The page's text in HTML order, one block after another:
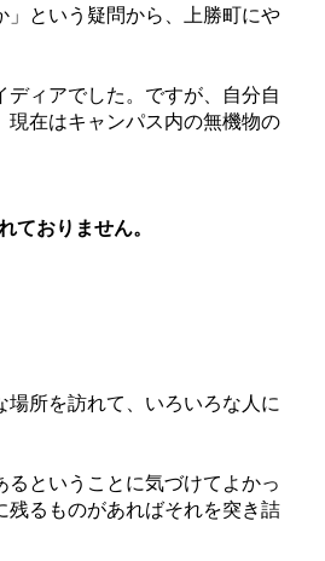
」という疑問から、上勝町にや
ィアでした。ですが、自分自
現在はキャンパス内の無機物の
ておりません。
所を訪れて、いろいろな人に
ということに気づけてよかっ
残るものがあればそれを突き詰